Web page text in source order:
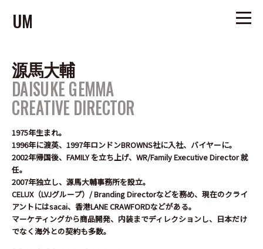
UM
HOME
NEWS
COMPANY PROFILE
ACCESS
RECRUIT
CONTACT
源馬大輔
DAISUKE GEMMA
CREATIVE DIRECTOR
1975年生まれ。
1996年に渡英、1997年ロンドンBROWNS社に入社、バイヤーに。
2002年帰国後、FAMILY を立ち上げ、WR/Family Executive Director 就
任。
2007年独立し、源馬大輔事務所を設立。
CELUX（LVJグループ）/ Branding Directorなどを務め、 現在のクライ
アントにはsacai、香港LANE CRAWFORDなどがある。
マーケティングから商品開発、内装までディレクションし、 日本だけ
でなく海外との契約も多数。